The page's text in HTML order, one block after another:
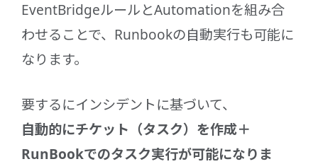
EventBridgeルールとAutomationを組み合
わせることで、Runbookの自動実行も可能に
なります。
要するにインシデントに基づいて、
自動的にチケット（タスク）を作成＋
RunBookでのタスク実行が可能になりま